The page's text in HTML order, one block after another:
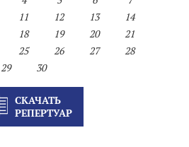
11 12 13
14
18 19 20
21
25 26 27
28
29
30
СКАЧАТЬ
РЕПЕРТУАР